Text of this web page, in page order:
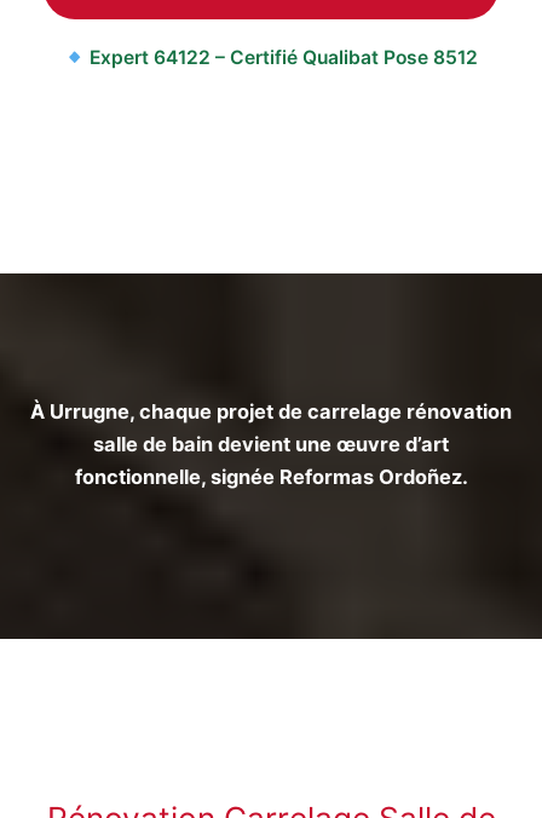
Expert64122 – Certifié Qualibat Pose 8512
À Urrugne, chaque projet de carrelage rénovation
salle de bain devient une œuvre d’art
fonctionnelle, signée Reformas Ordoñez.